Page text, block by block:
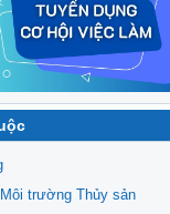
trường Thủy sản